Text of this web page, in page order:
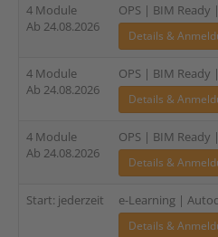
4 Module
Ab 24.08.2026
OPS | BIM
Details &
4 Module
Ab 24.08.2026
OPS | BIM
Details &
4 Module
Ab 24.08.2026
OPS | BIM
Details &
Start: jederzeit e-Learning |
Details &